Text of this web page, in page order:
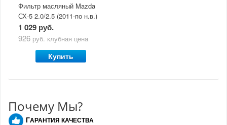
Фильтр масляный Mazda
СХ-5 2.0/2.5 (2011-по н.в.)
1 029 руб.
926 руб. клубная цена
Купить
Почему Мы?
ГАРАНТИЯ КАЧЕСТВА